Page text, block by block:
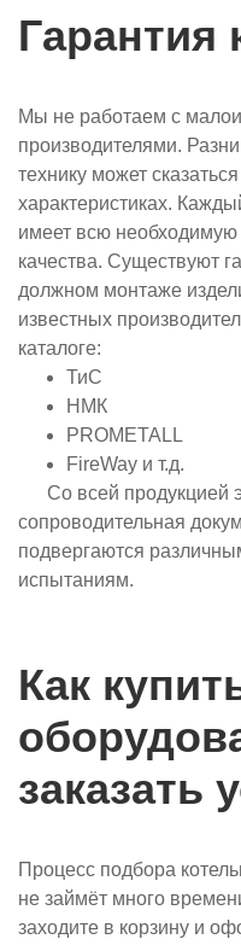
Гарантия
Мы не работаем с
производителями.
технику может
характеристиках.
имеет всю
качества. Существуют
должном монтаже
известных
каталоге:
ТиС
НМК
PROMETALL
FireWay и т.д.
Со всей продукцией
сопроводительная
подвергаются
испытаниям.
Как
заказать
Процесс подбора
не займёт много
заходите в корзину и